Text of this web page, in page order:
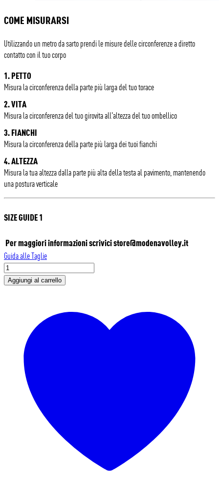
COME MISURARSI
Utilizzando un metro da sarto prendi le misure delle circonferenze a diretto
contatto con il tuo corpo
1. PETTO
Misura la circonferenza della parte più larga del tuo torace
2. VITA
Misura la circonferenza del tuo girovita all'altezza del tuo ombellico
3. FIANCHI
Misura la circonferenza della parte più larga dei tuoi fianchi
4. ALTEZZA
Misura la tua altezza dalla parte più alta della testa al pavimento, mantenendo
una postura verticale
SIZE GUIDE 1
Per maggiori informazioni scrivicistore@modenavolley.it
Guida alle Taglie
MODENA
VOLLEY-
FELPA
Aggiungi al carrello